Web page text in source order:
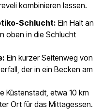
kombinieren lassen.
Schlucht: Ein Halt an
oben in die Schlucht
Ein kurzer Seitenweg von
der in ein Becken am
Küstenstadt, etwa 10 km
Ort für das Mittagessen.